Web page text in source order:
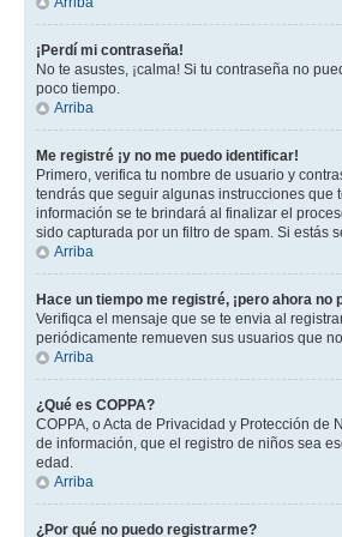
¡Perdí mi contraseña!
No te asustes, ¡calma! Si tu contraseña no
poco tiempo.
Arriba
Me registré ¡y no me puedo identificar!
Primero, verifica tu nombre de usuario y
tendrás que seguir algunas instrucciones que
información se te brindará al finalizar el
sido capturada por un filtro de spam. Si estás
Arriba
Hace un tiempo me registré, ¡pero ahora no
Verifiqca el mensaje que se te envia al
periódicamente remueven sus usuarios que
Arriba
¿Qué es COPPA?
COPPA, o Acta de Privacidad y Protección
de información, que el registro de niños sea
edad.
Arriba
¿Por qué no puedo registrarme?